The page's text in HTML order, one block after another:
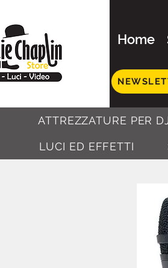
Home
ATTREZZATURE PER
LUCI ED EFFETTI